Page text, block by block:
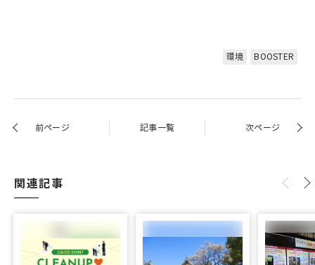
環境 BOOSTER
前ページ 記事一覧 次ページ
関連記事